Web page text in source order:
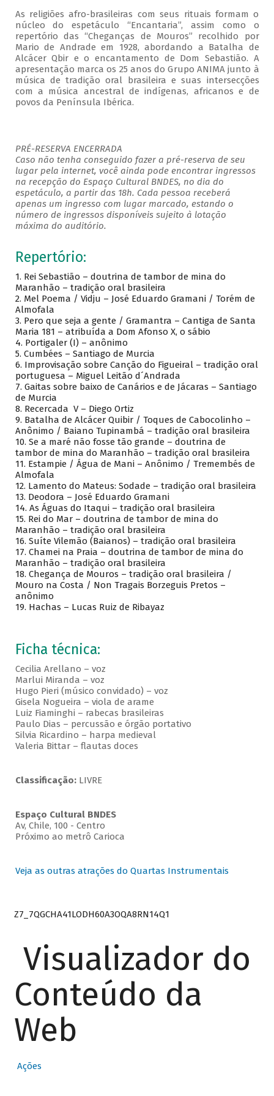
As religiões afro-brasileiras com seus rituais formam o
núcleo do espetáculo “Encantaria”, assim como o
repertório das “Cheganças de Mouros” recolhido por
Mario de Andrade em 1928, abordando a Batalha de
Alcácer Qbir e o encantamento de Dom Sebastião. A
apresentação marca os 25 anos do Grupo ANIMA junto à
música de tradição oral brasileira e suas intersecções
com a música ancestral de indígenas, africanos e de
povos da Península Ibérica.
PRÉ-RESERVA ENCERRADA
Caso não tenha conseguido fazer a pré-reserva de seu
lugar pela internet, você ainda pode encontrar ingressos
na recepção do Espaço Cultural BNDES, no dia do
espetáculo, a partir das 18h. Cada pessoa receberá
apenas um ingresso com lugar marcado, estando o
número de ingressos disponíveis sujeito à lotação
máxima do auditório.
Repertório:
1. Rei Sebastião – doutrina de tambor de mina do
Maranhão – tradição oral brasileira
2. Mel Poema / Vidju – José Eduardo Gramani / Torém de
Almofala
3. Pero que seja a gente / Gramantra – Cantiga de Santa
Maria 181 – atribuída a Dom Afonso X, o sábio
4. Portigaler (I) – anônimo
5. Cumbées – Santiago de Murcia
6. Improvisação sobre Canção do Figueiral – tradição oral
portuguesa – Miguel Leitão d´Andrada
7. Gaitas sobre baixo de Canários e de Jácaras – Santiago
de Murcia
8. Recercada V – Diego Ortiz
9. Batalha de Alcácer Quibir / Toques de Cabocolinho –
Anônimo / Baiano Tupinambá – tradição oral brasileira
10. Se a maré não fosse tão grande – doutrina de
tambor de mina do Maranhão – tradição oral brasileira
11. Estampie / Água de Mani – Anônimo / Tremembés de
Almofala
12. Lamento do Mateus: Sodade – tradição oral brasileira
13. Deodora – José Eduardo Gramani
14. As Águas do Itaqui – tradição oral brasileira
15. Rei do Mar – doutrina de tambor de mina do
Maranhão – tradição oral brasileira
16. Suíte Vilemão (Baianos) – tradição oral brasileira
17. Chamei na Praia – doutrina de tambor de mina do
Maranhão – tradição oral brasileira
18. Chegança de Mouros – tradição oral brasileira /
Mouro na Costa / Non Tragais Borzeguis Pretos –
anônimo
19. Hachas – Lucas Ruiz de Ribayaz
Ficha técnica:
Cecilia Arellano – voz
Marlui Miranda – voz
Hugo Pieri (músico convidado) – voz
Gisela Nogueira – viola de arame
Luiz Fiaminghi – rabecas brasileiras
Paulo Dias – percussão e órgão portativo
Silvia Ricardino – harpa medieval
Valeria Bittar – flautas doces
Classificação:LIVRE
Espaço Cultural BNDES
Av, Chile, 100 - Centro
Próximo ao metrô Carioca
Veja as outras atrações do Quartas Instrumentais
Z7_7QGCHA41LODH60A3OQA8RN14Q1
Visualizador do
Conteúdo da
Web
Ações